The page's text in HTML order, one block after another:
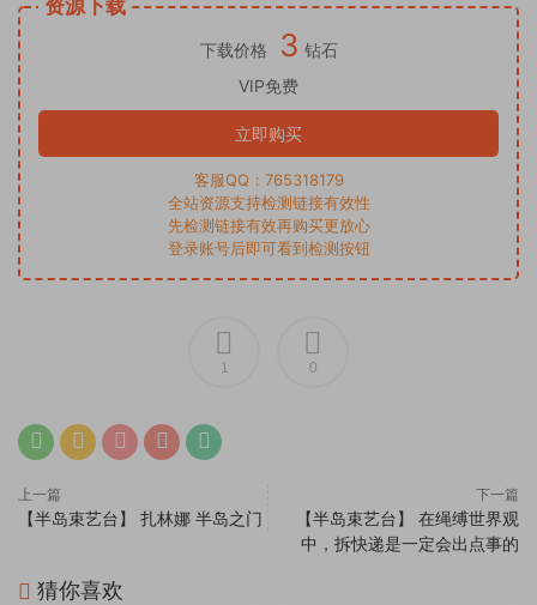
资源下载
下载价格 3 钻石
VIP免费
立即购买
客服QQ：765318179
全站资源支持检测链接有效性
先检测链接有效再购买更放心
登录账号后即可看到检测按钮
1 0
上一篇
【半岛束艺台】 扎林娜 半岛之门
下一篇
【半岛束艺台】 在绳缚世界观
中，拆快递是一定会出点事的
猜你喜欢